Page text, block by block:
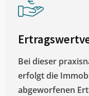
Bei dieser
erfolgt die
abgeworfenen